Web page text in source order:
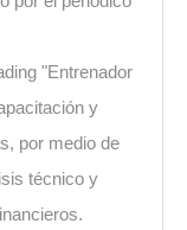
"Entrenador
y
por medio de
técnico y